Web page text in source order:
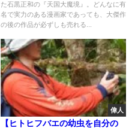
た石黒正和の『天国大魔境』。どんなに有
名で実力のある漫画家であっても、大傑作
の後の作品が必ずしも売れる...
偉人
【ヒトヒフバエの幼虫を自分の